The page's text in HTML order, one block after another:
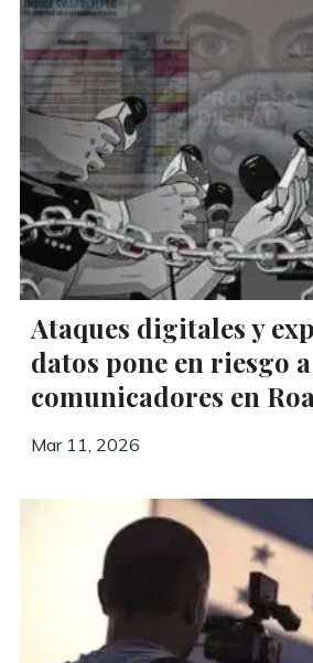
Ataques digitales y
datos pone en riesgo a
comunicadores en
Mar 11, 2026